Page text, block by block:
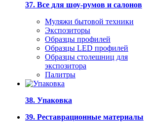
37. Все для шоу-румов и салонов
Муляжи бытовой техники
Экспозиторы
Образцы профилей
Образцы LED профилей
Образцы столешниц для
экспозитора
Палитры
38. Упаковка
39. Реставрационные материалы